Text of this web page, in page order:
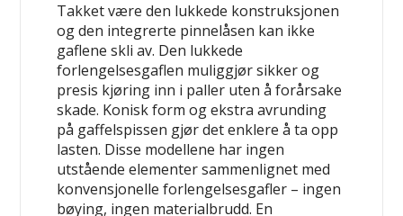
Takket være den lukkede konstruksjonen
og den integrerte pinnelåsen kan ikke
gaflene skli av. Den lukkede
forlengelsesgaflen muliggjør sikker og
presis kjøring inn i paller uten å forårsake
skade. Konisk form og ekstra avrunding
på gaffelspissen gjør det enklere å ta opp
lasten. Disse modellene har ingen
utstående elementer sammenlignet med
konvensjonelle forlengelsesgafler – ingen
bøying, ingen materialbrudd. En